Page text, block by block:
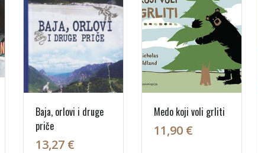
Baja, orlovi i druge
priče
13,27 €
Medo koji voli grliti
11,90 €